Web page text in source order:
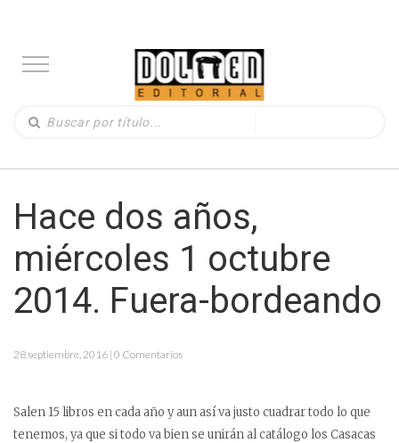
Hace dos años,
miércoles 1 octubre
2014. Fuera-bordeando
28 septiembre, 2016 | 0 Comentarios
Salen 15 libros en cada año y aun así va justo cuadrar todo lo que
tenemos, ya que si todo va bien se unirán al catálogo los Casacas